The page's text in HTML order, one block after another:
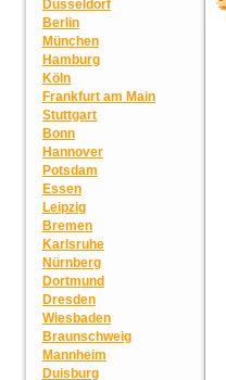
Düsseldorf
Berlin
München
Hamburg
Köln
Frankfurt am Main
Stuttgart
Bonn
Hannover
Potsdam
Essen
Leipzig
Bremen
Karlsruhe
Nürnberg
Dortmund
Dresden
Wiesbaden
Braunschweig
Mannheim
Duisburg